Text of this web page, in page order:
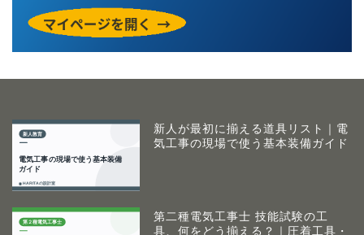
新人が最初に揃える道具リスト｜電
気工事の現場で使う基本装備ガイド
第二種電気工事士 技能試験の工
具、何をどう揃える？｜圧着工具・